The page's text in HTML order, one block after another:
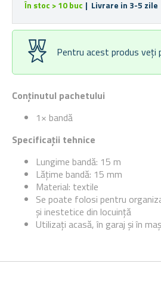
Conținutul pachetului
1× bandă
Specificații tehnice
Lungime bandă: 15 m
Lățime bandă: 15 mm
Material: textile
Se poate folosi pentru
și inestetice din locuință
Utilizați acasă, în garaj și în
În stoc > 10 buc | Livrare in 3-5 zile
Pentru acest produs veți